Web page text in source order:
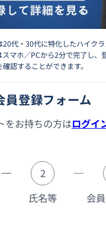
20代・30代に特化したハイク
スマホ／PCから2分で完了し、
認することができます。
員登録フォーム
をお持ちの方はログイ
2
氏名等
会